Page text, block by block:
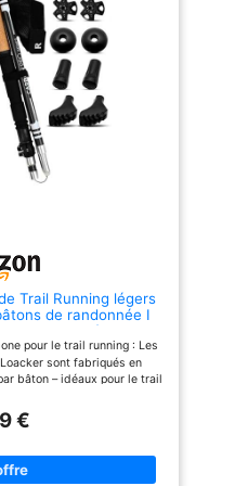
télescopique, vous ressentirez
moins de douleurs et plus de
confort, même après plusieurs
heures de marche.
d’équilibre et de stabilité
Fini la peur de glisser sur un
sentier boueux ou de trébucher
sur des pierres ! Avec ces
bâtons de marche nordique
télescopiques, vous bénéficiez
d’un appui solide et sécurisé
randonnée télescopiques
risque de chutes.
Moins
d’effort, plus d’endurance
Fatigué(e) après quelques
kilomètres ? Ces bâtons de
marche pliables permettent une
répartition idéale de l’effort
optiez pour un bâton de marche
Trail Running légers
de randonnée I
Haute qualité pour
115-135cm
pour le trail running : Les
sont fabriqués en
bâton – idéaux pour le trail
léger. Pliable et compact
de trekking pliables se
des ajustements rapides
pour toutes les tailles de
€